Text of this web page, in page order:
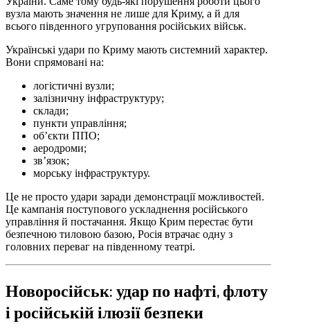
вузла мають значення не лише для Криму, а й для
всього південного угруповання російських військ.
Українські удари по Криму мають системний характер.
Вони спрямовані на:
логістичні вузли;
залізничну інфраструктуру;
склади;
пункти управління;
об’єкти ППО;
аеродроми;
зв’язок;
морську інфраструктуру.
Це не просто удари заради демонстрації можливостей.
Це кампанія поступового ускладнення російського
управління й постачання. Якщо Крим перестає бути
безпечною тиловою базою, Росія втрачає одну з
головних переваг на південному театрі.
Новоросійськ: удар по нафті, флоту
і російській ілюзії безпеки